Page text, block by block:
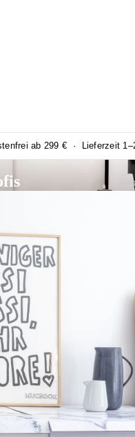
ab 299 € · Lieferzeit